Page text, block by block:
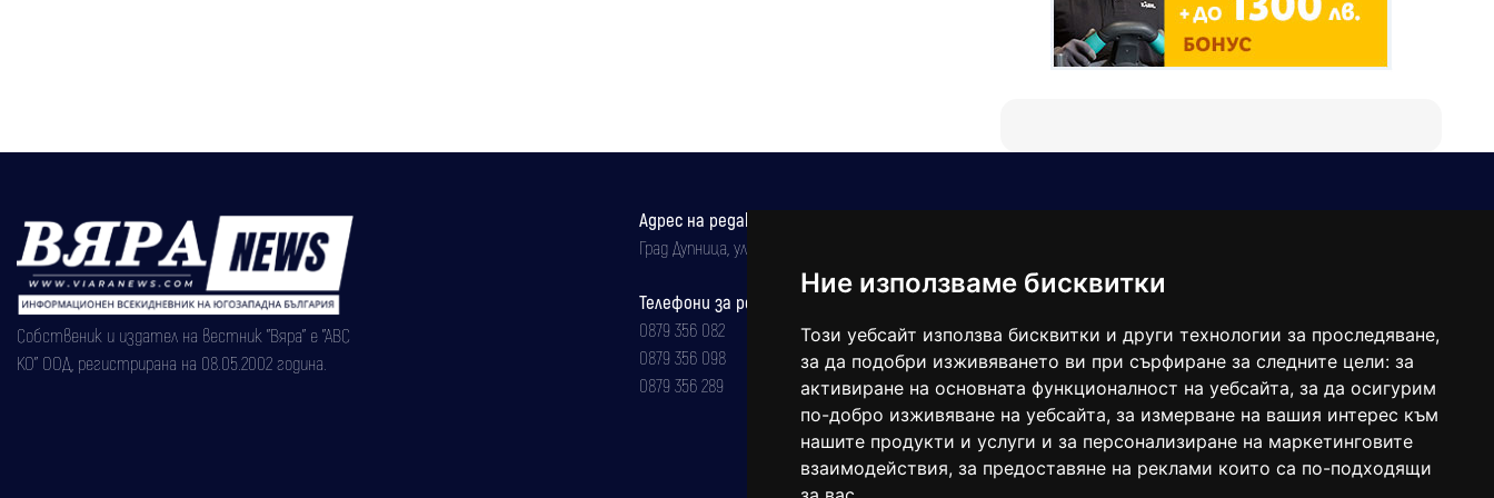
Ние използваме бисквитки
Този уебсайт използва бисквитки и други технологии за проследяване,
за да подобри изживяването ви при сърфиране за следните цели: за
активиране на основната функционалност на уебсайта, за да осигурим
по-добро изживяване на уебсайта, за измерване на вашия интерес към
нашите продукти и услуги и за персонализиране на маркетинговите
взаимодействия, за предоставяне на реклами които са по-подходящи
Собственик и издател на вестник "Вяра" е "АВС
КО" ООД, регистрирана на 08.05.2002 година.
Адрес на редакцията
Град Дупница, ул.''Христо Ботев" 43
Телефони за реклама и абонаменти
0879 356 082
0879 356 098
0879 356 289
balgarkanews@gmail.com